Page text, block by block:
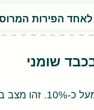
הפירות
שומני
והצטלקות תאי הכבד.